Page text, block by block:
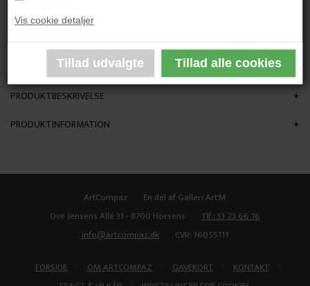
Vis cookie detaljer
80x80 cm.
Ikke indrammet
PRODUKTBESKRIVELSE
PRODUKTINFORMATION
ArtCompaz
En del af Galleri Art'M
Ove Jensens Allé 31 - 8700 Horsens
Tlf.: 33 23 66 16
info@artcompaz.dk
CVR: 36055111
FORSIDE OM ARTCOMPAZ GAVEKORT KONTAKT